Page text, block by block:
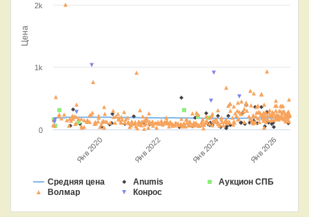
Цена
Средняя цена Anumis
Аукцион СПБ
Волмар
Конрос
Янв 2020 Янв 2022 Янв 2024 Янв 2026
0
1k
2k